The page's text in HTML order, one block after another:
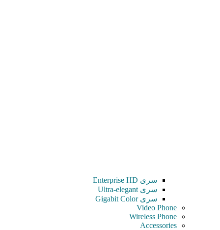
سری Enterprise HD
سری Ultra-elegant
سری Gigabit Color
Video Phone
Wireless Phone
Accessories